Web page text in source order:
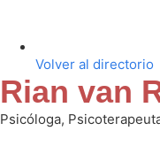
Volver al directorio
Rian van
Psicóloga,